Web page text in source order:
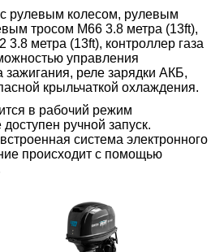
с рулевым колесом, рулевым
тросом М66 3.8 метра (13ft),
3.8 метра (13ft), контроллер газа
управления
зажигания, реле зарядки АКБ,
крыльчаткой охлаждения.
в рабочий режим
ручной запуск.
система электронного
происходит с помощью